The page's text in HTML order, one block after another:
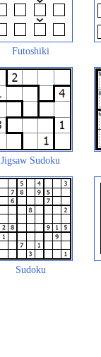
Futoshiki
Jigsaw Sudoku
Sudoku